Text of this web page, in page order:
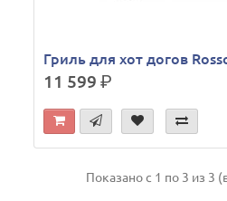
Гриль для хот догов
11 599р.
Показано с 1 по 3 из 3